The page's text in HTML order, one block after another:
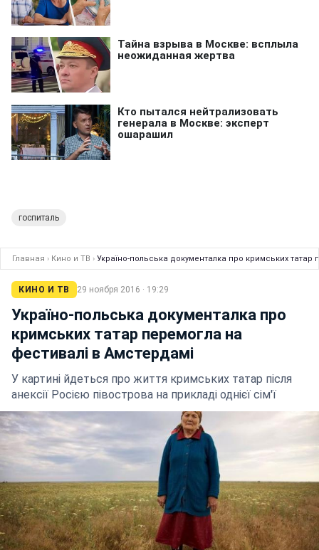
госпиталь
Главная › Кино и ТВ › Україно-польська документалка про кримських
КИНО И ТВ 29 ноября 2016 · 19:29
Україно-польська документалка про
кримських татар перемогла на
фестивалі в Амстердамі
У картині йдеться про життя кримських татар після
анексії Росією півострова на прикладі однієї сім'ї